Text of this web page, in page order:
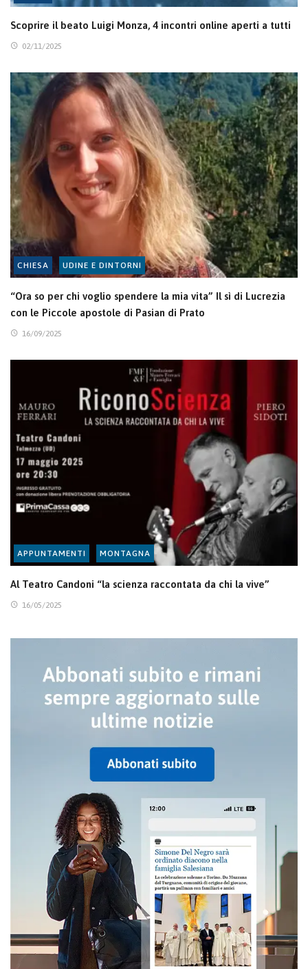
Scoprire il beato Luigi Monza, 4 incontri online aperti a tutti
02/11/2025
CHIESA UDINE E DINTORNI
“Ora so per chi voglio spendere la mia vita” Il sì di Lucrezia
con le Piccole apostole di Pasian di Prato
16/09/2025
APPUNTAMENTI MONTAGNA
Al Teatro Candoni “la scienza raccontata da chi la vive”
16/05/2025